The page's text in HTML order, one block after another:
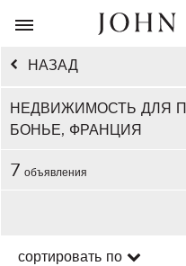
НАЗАД
НЕДВИЖИМОСТЬ ДЛЯ
БОНЬЕ, ФРАНЦИЯ
7 объявления
сортировать по